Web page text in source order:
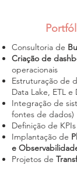
Consultoria de
Criação de
operacionais
Estruturação de
Data Lake, ETL e
Integração de
fontes de dados)
Definição de
Implantação de
e
Projetos de